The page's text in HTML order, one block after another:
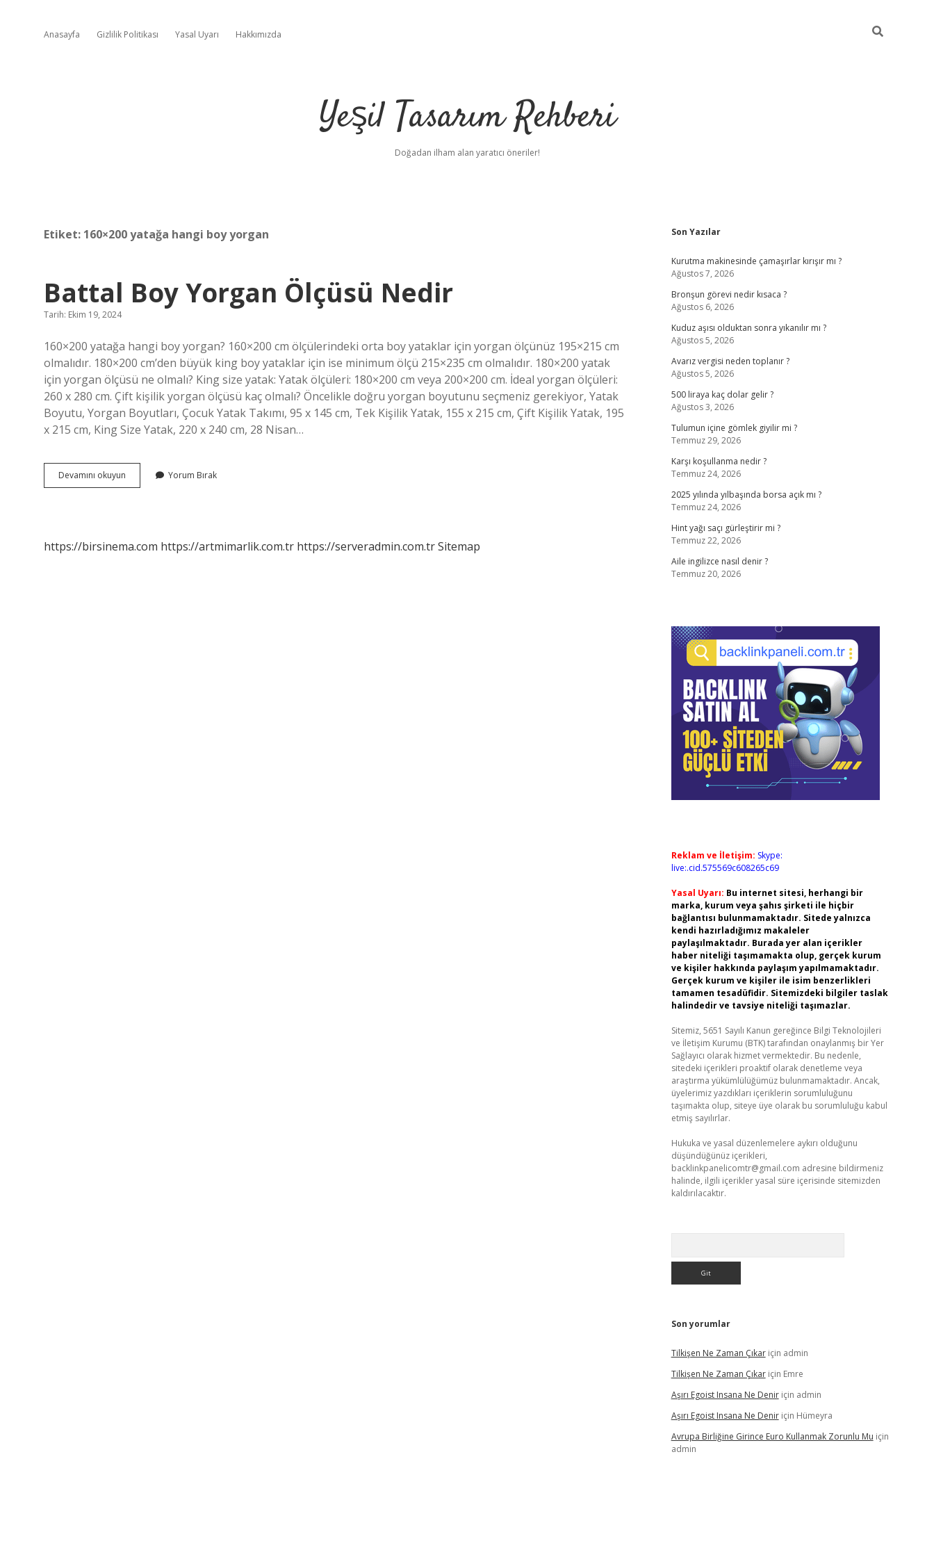
Anasayfa Gizlilik Politikası Yasal Uyarı Hakkımızda
Yeşil Tasarım Rehberi
Doğadan ilham alan yaratıcı öneriler!
Etiket: 160×200 yatağa hangi boy yorgan
Battal Boy Yorgan Ölçüsü Nedir
Tarih: Ekim 19, 2024
160×200 yatağa hangi boy yorgan? 160×200 cm ölçülerindeki orta boy yataklar için yorgan ölçünüz 195×215 cm
olmalıdır. 180×200 cm’den büyük king boy yataklar için ise minimum ölçü 215×235 cm olmalıdır. 180×200 yatak
için yorgan ölçüsü ne olmalı? King size yatak: Yatak ölçüleri: 180×200 cm veya 200×200 cm. İdeal yorgan ölçüleri:
260 x 280 cm. Çift kişilik yorgan ölçüsü kaç olmalı? Öncelikle doğru yorgan boyutunu seçmeniz gerekiyor, Yatak
Boyutu, Yorgan Boyutları, Çocuk Yatak Takımı, 95 x 145 cm, Tek Kişilik Yatak, 155 x 215 cm, Çift Kişilik Yatak, 195
x 215 cm, King Size Yatak, 220 x 240 cm, 28 Nisan…
Devamını okuyun
Boy
Yorum Bırak
https://birsinema.com https://artmimarlik.com.tr https://serveradmin.com.trSitemap
Sidebar
Son Yazılar
Kurutma makinesinde çamaşırlar kırışır mı ?
Ağustos 7, 2026
Bronşun görevi nedir kısaca ?
Ağustos 6, 2026
Kuduz aşısı olduktan sonra yıkanılır mı ?
Ağustos 5, 2026
Avarız vergisi neden toplanır ?
Ağustos 5, 2026
500 liraya kaç dolar gelir ?
Ağustos 3, 2026
Tulumun içine gömlek giyilir mi ?
Temmuz 29, 2026
Karşı koşullanma nedir ?
Temmuz 24, 2026
2025 yılında yılbaşında borsa açık mı ?
Temmuz 24, 2026
Hint yağı saçı gürleştirir mi ?
Temmuz 22, 2026
Aile ingilizce nasıl denir ?
Temmuz 20, 2026
Reklam ve İletişim: Skype:
live:.cid.575569c608265c69
Yasal Uyarı: Bu internet sitesi, herhangi bir
marka, kurum veya şahıs şirketi ile hiçbir
bağlantısı bulunmamaktadır. Sitede yalnızca
kendi hazırladığımız makaleler
paylaşılmaktadır. Burada yer alan içerikler
haber niteliği taşımamakta olup, gerçek kurum
ve kişiler hakkında paylaşım yapılmamaktadır.
Gerçek kurum ve kişiler ile isim benzerlikleri
tamamen tesadüfidir. Sitemizdeki bilgiler taslak
halindedir ve tavsiye niteliği taşımazlar.
Sitemiz, 5651 Sayılı Kanun gereğince Bilgi Teknolojileri
ve İletişim Kurumu (BTK) tarafından onaylanmış bir Yer
Sağlayıcı olarak hizmet vermektedir. Bu nedenle,
sitedeki içerikleri proaktif olarak denetleme veya
araştırma yükümlülüğümüz bulunmamaktadır. Ancak,
üyelerimiz yazdıkları içeriklerin sorumluluğunu
taşımakta olup, siteye üye olarak bu sorumluluğu kabul
etmiş sayılırlar.
Hukuka ve yasal düzenlemelere aykırı olduğunu
düşündüğünüz içerikleri,
backlinkpanelicomtr@gmail.com adresine bildirmeniz
halinde, ilgili içerikler yasal süre içerisinde sitemizden
kaldırılacaktır.
Son yorumlar
Tilkişen Ne Zaman Çıkariçin admin
Tilkişen Ne Zaman Çıkariçin Emre
Aşırı Egoist Insana Ne Deniriçin admin
Aşırı Egoist Insana Ne Deniriçin Hümeyra
Avrupa Birliğine Girince Euro Kullanmak Zorunlu Mu için
admin